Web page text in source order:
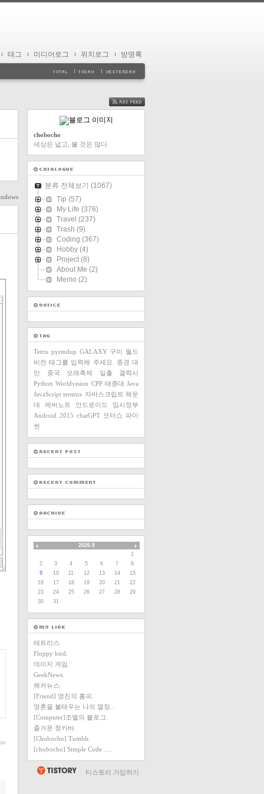
태그 미디어로그 위치로그 방명록
FEED
chobocho
세상은 넓고, 볼 것은 많다.
분류 전체보기 (1067)
Tip (57)
My Life (376)
Travel (237)
Trash (9)
Coding (367)
Hobby (4)
Project (8)
About Me (2)
Memo (2)
Tetris pyrmdup GALAXY 구미
월드
비전 태그를 입력해 주세요. 중경 대
만
중국 모래축제 일출
갤럭시
Python Worldvision CPP 태종대 Java
JavaScript termux 자바스크립트 해운
대
에버노트 안드로이드
임시정부
Android 2015 chatGPT 모터쇼 파이
썬
2026.8
1
2
3 4 5 6 7
8
9
10 11 12 13 14
15
16
17 18 19 20 21
22
23
24 25 26 27 28
29
30
31
테트리스.
Floppy bird.
데이지 게임.
GeekNews.
해커뉴스.
[Friend] 영진의 홈피.
영혼을 불태우는 나의 열정..
[Computer]조엘의 블로그.
즐거운 청카바.
[Chobocho] Tumblr.
[chobocho] Simple Code ….
티스토리 가입하기